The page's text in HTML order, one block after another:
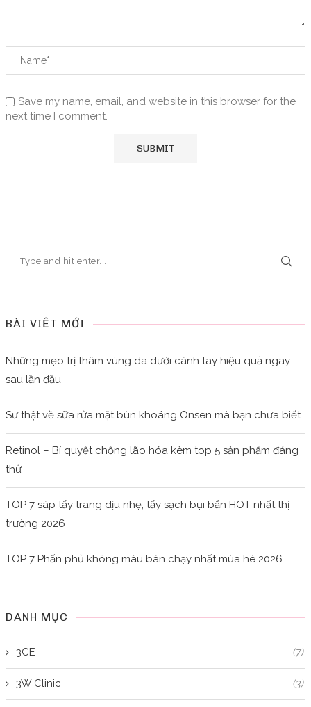
Save my name, email, and website in this browser for the
next time I comment.
BÀI VIẾT MỚI
Những mẹo trị thâm vùng da dưới cánh tay hiệu quả ngay
sau lần đầu
Sự thật về sữa rửa mặt bùn khoáng Onsen mà bạn chưa biết
Retinol – Bí quyết chống lão hóa kèm top 5 sản phẩm đáng
thử
TOP 7 sáp tẩy trang dịu nhẹ, tẩy sạch bụi bẩn HOT nhất thị
trường 2026
TOP 7 Phấn phủ không màu bán chạy nhất mùa hè 2026
DANH MỤC
3CE (7)
3W Clinic (3)